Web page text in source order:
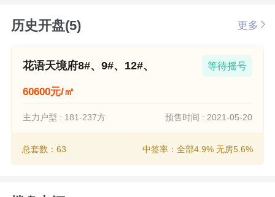
历史开盘(5) 更多
花语天境府8#、9#、12#、 等待摇号
60600元/㎡
主力户型 : 181-237方 预售时间 : 2021-05-20
总套数：63 中签率：全部4.9% 无房5.6%